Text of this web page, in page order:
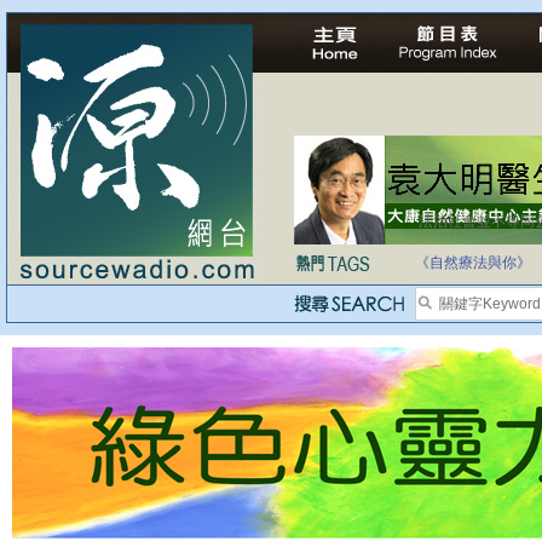
法治社會並不等同
《自然療法與你》